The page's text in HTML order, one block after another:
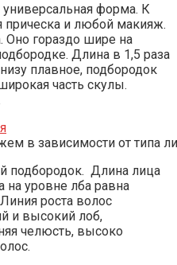
универсальная форма. К
прическа и любой макияж.
Оно гораздо шире на
Длина в 1,5 раза
плавное, подбородок
часть скулы.
в зависимости от типа
подбородок. Длина лица
уровне лба равна
роста волос
и высокий лоб,
челюсть, высоко